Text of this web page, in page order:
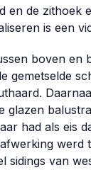
en de zithoek
is een
boven en
gemetselde
glazen
had als eis
werd
sidings van